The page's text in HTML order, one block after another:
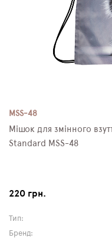
РОЗПРОДАЖ
MSS-48
Мішок для змінного
Standard MSS-48
220 грн.
Тип:
Бренд: